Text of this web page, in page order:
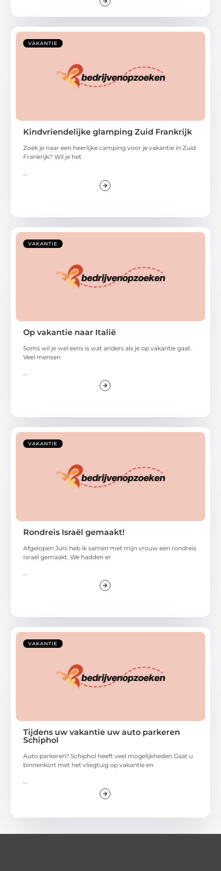
VAKANTIE
Kindvriendelijke glamping Zuid Frankrijk
Zoek je naar een heerlijke camping voor je vakantie in Zuid
Frankrijk? Wil je het
VAKANTIE
Op vakantie naar Italië
Soms wil je wel eens is wat anders als je op vakantie gaat.
Veel mensen
...
VAKANTIE
Rondreis Israël gemaakt!
Afgelopen Juni heb ik samen met mijn vrouw een rondreis
Israël gemaakt. We hadden er
...
VAKANTIE
Tijdens uw vakantie uw auto parkeren
Schiphol
Auto parkeren? Schiphol heeft veel mogelijkheden Gaat u
binnenkort met het vliegtuig op vakantie en